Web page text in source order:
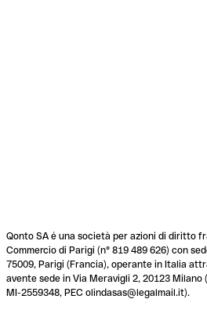
Qonto SA é una società per azioni di diritto
Commercio di Parigi (n° 819 489 626) con
75009, Parigi (Francia), operante in Italia
avente sede in Via Meravigli 2, 20123 Milano
MI-2559348, PEC olindasas@legalmail.it).